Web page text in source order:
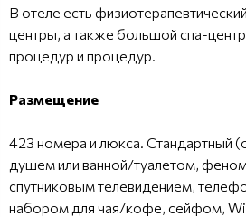
В отеле есть
центры, а также большой спа-
процедур и процедур.
Размещение
423 номера и люкса. Стандартный
душем или ванной/туалетом,
спутниковым телевидением,
набором для чая/кофе, сейфом,